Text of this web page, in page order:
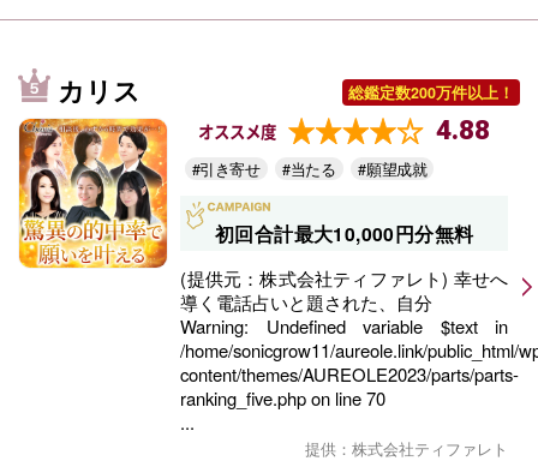
カリス 総鑑定数200万件以上！
オススメ度 4.88
#引き寄せ #当たる #願望成就
初回合計最大10,000円分無料
(提供元：株式会社ティファレト) 幸せへ
導く電話占いと題された、自分
Warning: Undefined variable $text in
/home/sonicgrow11/aureole.link/public_html/
content/themes/AUREOLE2023/parts/parts-
ranking_five.phpon line70
...
提供：株式会社ティファレト